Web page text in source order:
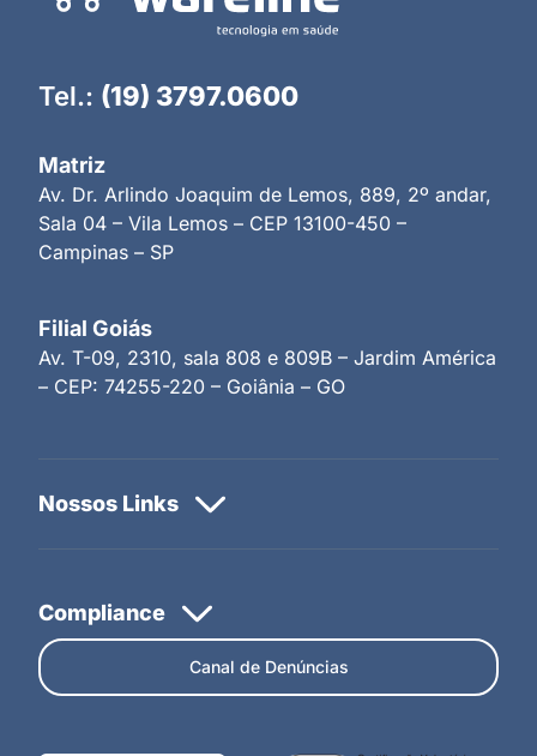
Tel.: (19) 3797.0600
Matriz
Av. Dr. Arlindo Joaquim de Lemos, 889, 2º andar,
Sala 04 – Vila Lemos – CEP 13100-450 –
Campinas – SP
Filial Goiás
Av. T-09, 2310, sala 808 e 809B – Jardim América
– CEP: 74255-220 – Goiânia – GO
Canal de Denúncias